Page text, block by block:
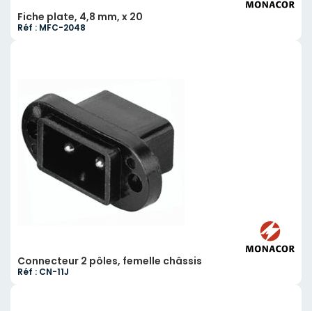
Fiche plate, 4,8 mm, x 20
Réf : MFC-2048
Connecteur 2 pôles, femelle châssis
Réf : CN-11J